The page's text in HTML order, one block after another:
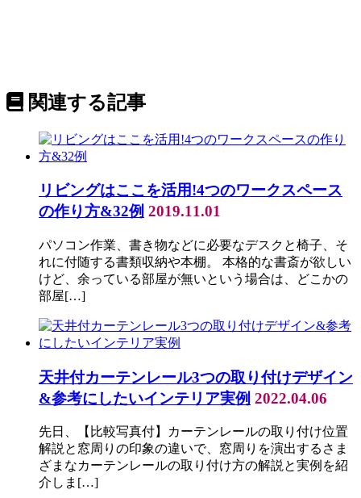
関連する記事
リビングはここを活用!4つのワークスペース
の作り方&32例 2019.11.01
パソコン作業、書き物などに必要なデスクと椅子、そ
れに付随する書類収納や本棚。 本格的な書斎が欲しい
けど、余っている部屋が無いという場合は、どこかの
部屋[…]
天井付カーテンレール3つの取り付けデザイン
&参考にしたいインテリア実例 2022.04.06
先日、【比較写真付】カーテンレールの取り付け位置
解説と窓周りの印象の違いで、窓周りを演出するさま
ざまなカーテンレールの取り付け方の解説と実例を紹
介しま[…]